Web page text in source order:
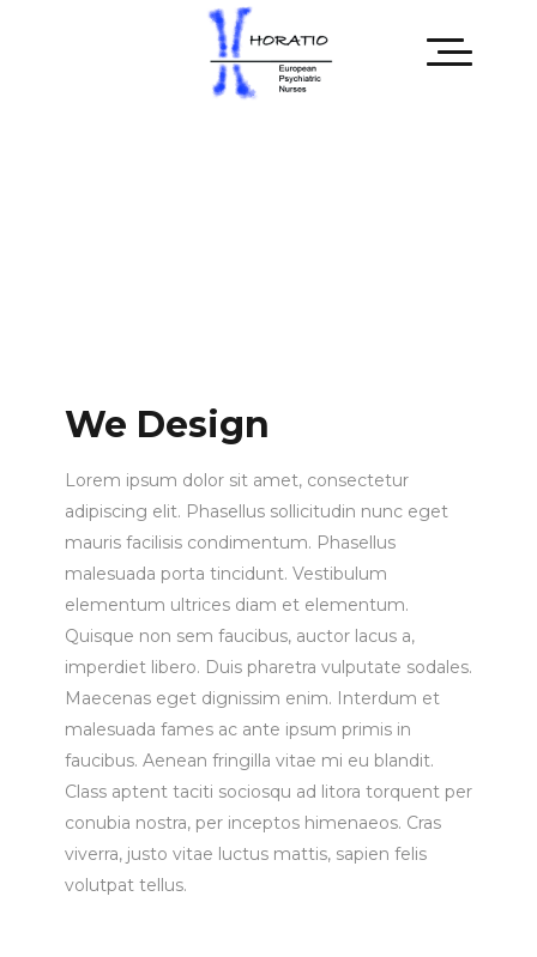
We Design
Lorem ipsum dolor sit amet, consectetur
adipiscing elit. Phasellus sollicitudin nunc eget
mauris facilisis condimentum. Phasellus
malesuada porta tincidunt. Vestibulum
elementum ultrices diam et elementum.
Quisque non sem faucibus, auctor lacus a,
imperdiet libero. Duis pharetra vulputate sodales.
Maecenas eget dignissim enim. Interdum et
malesuada fames ac ante ipsum primis in
faucibus. Aenean fringilla vitae mi eu blandit.
Class aptent taciti sociosqu ad litora torquent per
conubia nostra, per inceptos himenaeos. Cras
viverra, justo vitae luctus mattis, sapien felis
volutpat tellus.